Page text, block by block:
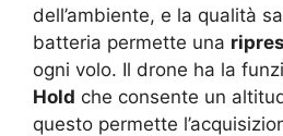
dell’ambiente, e la qualità
batteria permette una
ogni volo. Il drone ha la
Hold che consente un
questo permette